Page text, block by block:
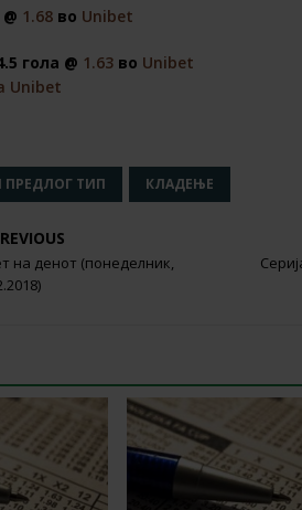
1.68 во Unibet
гола @ 1.63 во Unibet
Unibet
ПРЕДЛОГ ТИП КЛАДЕЊЕ
на денот (понеделник,